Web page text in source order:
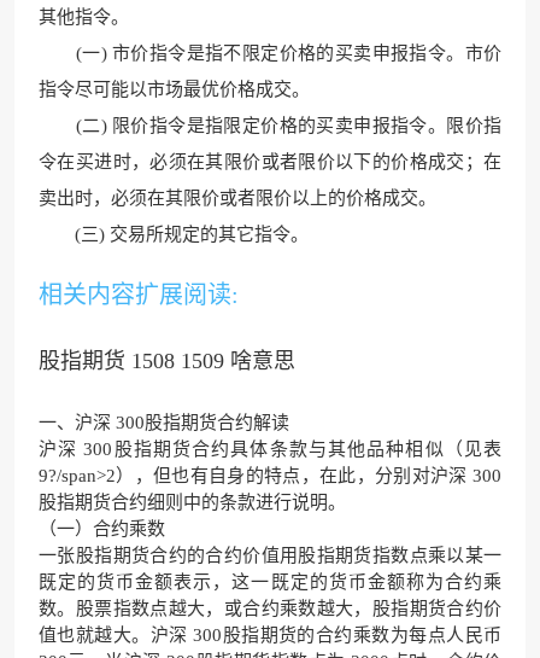
其他指令。
(一) 市价指令是指不限定价格的买卖申报指令。市价
指令尽可能以市场最优价格成交。
(二) 限价指令是指限定价格的买卖申报指令。限价指
令在买进时，必须在其限价或者限价以下的价格成交；在
卖出时，必须在其限价或者限价以上的价格成交。
(三) 交易所规定的其它指令。
相关内容扩展阅读:
股指期货 1508 1509 啥意思
一、沪深 300股指期货合约解读
沪深 300股指期货合约具体条款与其他品种相似（见表
9?/span>2），但也有自身的特点，在此，分别对沪深 300
股指期货合约细则中的条款进行说明。
（一）合约乘数
一张股指期货合约的合约价值用股指期货指数点乘以某一
既定的货币金额表示，这一既定的货币金额称为合约乘
数。股票指数点越大，或合约乘数越大，股指期货合约价
值也就越大。沪深 300股指期货的合约乘数为每点人民币